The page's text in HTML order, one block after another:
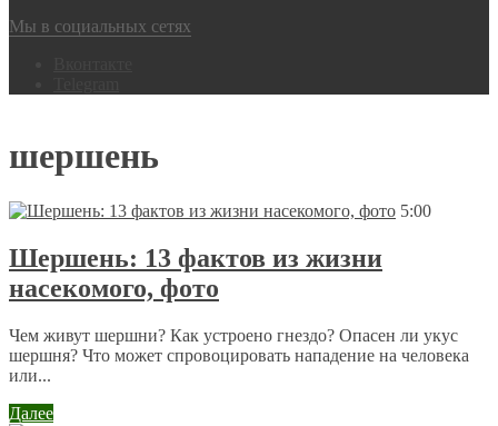
Мы в социальных сетях
шершень
5:00
Шершень: 13 фактов из жизни
насекомого, фото
Чем живут шершни? Как устроено гнездо? Опасен ли укус
шершня? Что может спровоцировать нападение на человека
или...
Далее